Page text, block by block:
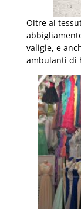
Oltre ai
valigie, e
ambulanti di